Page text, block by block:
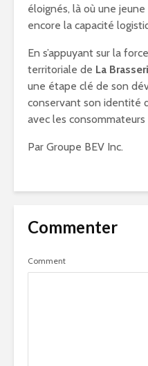
éloignés, là où une
encore la capacité
En s’appuyant sur la
territoriale de La
une étape clé de son
conservant son identité
avec les consommateurs
Par Groupe BEV Inc.
Commenter
Comment